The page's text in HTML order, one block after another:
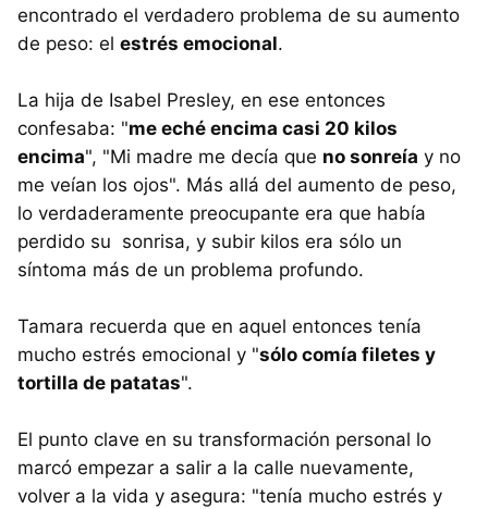
encontrado el verdadero problema de su aumento
de peso: el estrés emocional.
La hija de Isabel Presley, en ese entonces
confesaba: "me eché encima casi 20 kilos
encima", "Mi madre me decía que no sonreía y no
me veían los ojos". Más allá del aumento de peso,
lo verdaderamente preocupante era que había
perdido su sonrisa, y subir kilos era sólo un
síntoma más de un problema profundo.
Tamara recuerda que en aquel entonces tenía
mucho estrés emocional y "sólo comía filetes y
tortilla de patatas".
El punto clave en su transformación personal lo
marcó empezar a salir a la calle nuevamente,
volver a la vida y asegura: "tenía mucho estrés y